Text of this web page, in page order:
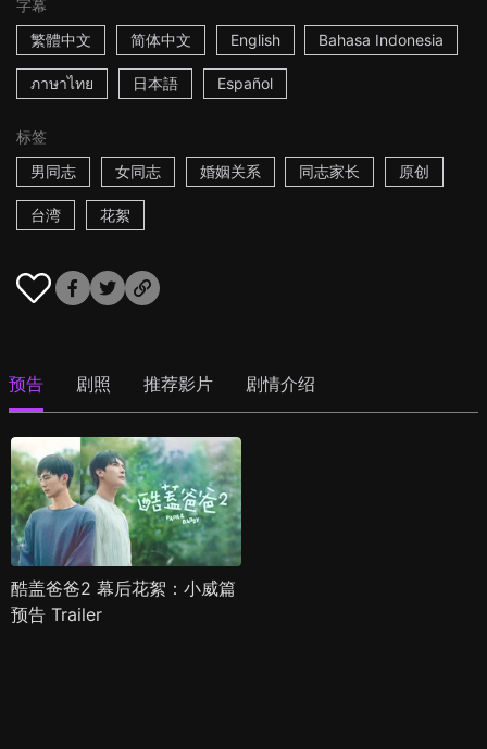
字幕
繁體中文
简体中文 English Bahasa Indonesia
ภาษาไทย 日本語 Español
标签
男同志
女同志 婚姻关系 同志家长 原创
台湾 花絮
预告 剧照 推荐影片 剧情介绍
酷盖爸爸2 幕后花絮：小威篇
预告 Trailer